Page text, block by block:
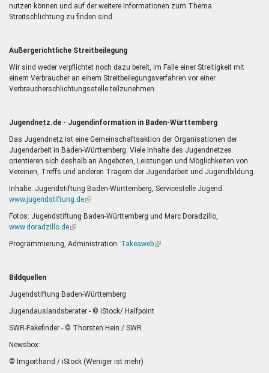
extern)
nutzen können und auf der weitere Informationen zum Thema
Streitschlichtung zu finden sind.
Außergerichtliche Streitbeilegung
Wir sind weder verpflichtet noch dazu bereit, im Falle einer Streitigkeit mit
einem Verbraucher an einem Streitbeilegungsverfahren vor einer
Verbraucherschlichtungsstelle teilzunehmen.
Jugendnetz.de - Jugendinformation in Baden-Württemberg
Das Jugendnetz ist eine Gemeinschaftsaktion der Organisationen der
Jugendarbeit in Baden-Württemberg. Viele Inhalte des Jugendnetzes
orientieren sich deshalb an Angeboten, Leistungen und Möglichkeiten von
Vereinen, Treffs und anderen Trägern der Jugendarbeit und Jugendbildung.
Inhalte: Jugendstiftung Baden-Württemberg, Servicestelle Jugend.
www.jugendstiftung.de(Link
extern)
Fotos: Jugendstiftung Baden-Württemberg und Marc Doradzillo,
www.doradzillo.de(Link
extern)
Programmierung, Administration: Takeaweb(Link
Bildquellen
Jugendstiftung Baden-Württemberg
Jugendauslandsberater - © iStock/ Halfpoint
SWR-Fakefinder - © Thorsten Hein / SWR
Newsbox:
© Imgorthand / iStock (Weniger ist mehr)